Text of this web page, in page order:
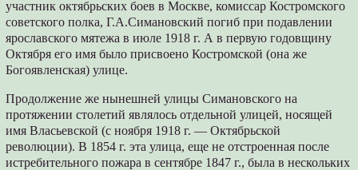
участник октябрьских боев в Москве, комиссар Костромского
советского полка, Г.А.Симановский погиб при подавлении
ярославского мятежа в июле 1918 г. А в первую годовщину
Октября его имя было присвоено Костромской (она же
Богоявленская) улице.
Продолжение же нынешней улицы Симановского на
протяжении столетий являлось отдельной улицей, носящей
имя Власьевской (с ноября 1918 г. — Октябрьской
революции). В 1854 г. эта улица, еще не отстроенная после
истребительного пожара в сентябре 1847 г., была в нескольких